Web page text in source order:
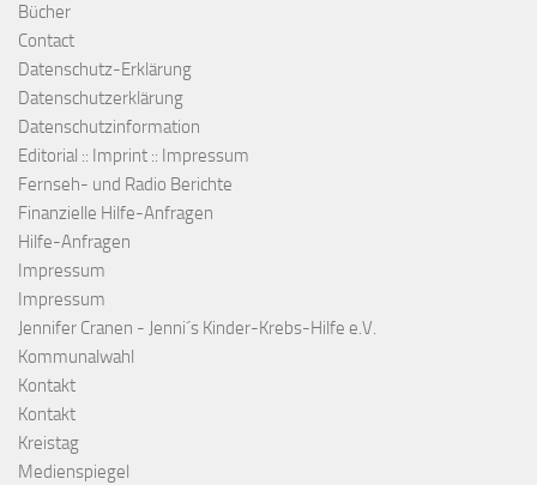
Bücher
Contact
Datenschutz-Erklärung
Datenschutzerklärung
Datenschutzinformation
Editorial :: Imprint :: Impressum
Fernseh- und Radio Berichte
Finanzielle Hilfe-Anfragen
Hilfe-Anfragen
Impressum
Impressum
Jennifer Cranen - Jenni´s Kinder-Krebs-Hilfe e.V.
Kommunalwahl
Kontakt
Kontakt
Kreistag
Medienspiegel